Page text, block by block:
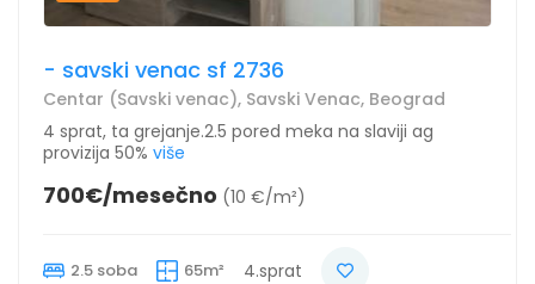
- savski venac sf 2736
Centar (Savski venac), Savski Venac, Beograd
4 sprat, ta grejanje.2.5 pored meka na slaviji ag
provizija 50% više
700€/mesečno (10 €/m²)
2.5 soba 65m² 4.sprat